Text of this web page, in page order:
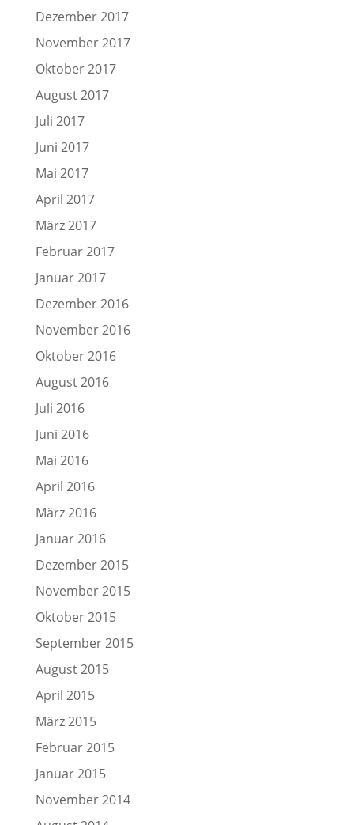
Dezember 2017
November 2017
Oktober 2017
August 2017
Juli 2017
Juni 2017
Mai 2017
April 2017
März 2017
Februar 2017
Januar 2017
Dezember 2016
November 2016
Oktober 2016
August 2016
Juli 2016
Juni 2016
Mai 2016
April 2016
März 2016
Januar 2016
Dezember 2015
November 2015
Oktober 2015
September 2015
August 2015
April 2015
März 2015
Februar 2015
Januar 2015
November 2014